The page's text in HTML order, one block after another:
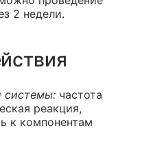
2 недели.
системы: частота
реакция,
к компонентам